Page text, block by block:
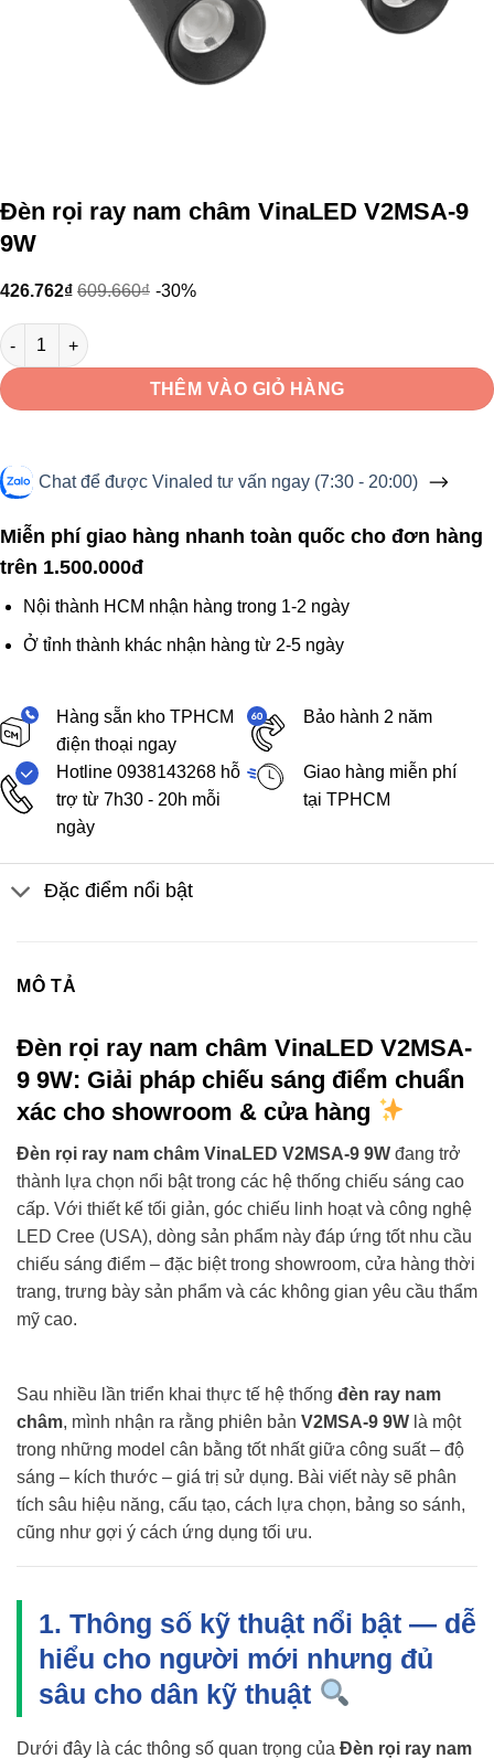
Đèn rọi ray nam châm VinaLED V2MSA-9
9W
426.762₫ 609.660₫ -30%
Đèn rọi ray nam châm VinaLED V2MSA-9 9W số lượng
THÊM VÀO GIỎ HÀNG
Chat để được Vinaled tư vấn ngay (7:30 - 20:00)
Miễn phí giao hàng nhanh toàn quốc cho đơn hàng
trên 1.500.000đ
Nội thành HCM nhận hàng trong 1-2 ngày
Ở tỉnh thành khác nhận hàng từ 2-5 ngày
Hàng sẵn kho TPHCM
điện thoại ngay
Bảo hành 2 năm
Hotline 0938143268 hỗ
trợ từ 7h30 - 20h mỗi
ngày
Giao hàng miễn phí
tại TPHCM
Đặc điểm nổi bật
MÔ TẢ
Đèn rọi ray nam châm VinaLED V2MSA-
9 9W: Giải pháp chiếu sáng điểm chuẩn
xác cho showroom & cửa hàng
Đèn rọi ray nam châm VinaLED V2MSA-9 9W đang trở
thành lựa chọn nổi bật trong các hệ thống chiếu sáng cao
cấp. Với thiết kế tối giản, góc chiếu linh hoạt và công nghệ
LED Cree (USA), dòng sản phẩm này đáp ứng tốt nhu cầu
chiếu sáng điểm – đặc biệt trong showroom, cửa hàng thời
trang, trưng bày sản phẩm và các không gian yêu cầu thẩm
mỹ cao.
Sau nhiều lần triển khai thực tế hệ thống đèn ray nam
châm, mình nhận ra rằng phiên bản V2MSA-9 9W là một
trong những model cân bằng tốt nhất giữa công suất – độ
sáng – kích thước – giá trị sử dụng. Bài viết này sẽ phân
tích sâu hiệu năng, cấu tạo, cách lựa chọn, bảng so sánh,
cũng như gợi ý cách ứng dụng tối ưu.
1. Thông số kỹ thuật nổi bật — dễ
hiểu cho người mới nhưng đủ
sâu cho dân kỹ thuật
Dưới đây là các thông số quan trọng của Đèn rọi ray nam